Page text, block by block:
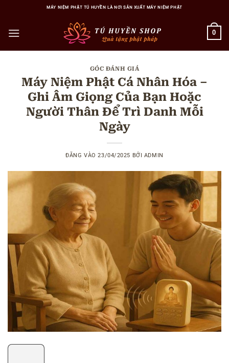
nội
MÁY NIỆM PHẬT TÚ HUYỀN LÀ NƠI SẢN XUẤT MÁY NIỆM PHẬT
0
GÓC ĐÁNH GIÁ
Máy Niệm Phật Cá Nhân Hóa –
Ghi Âm Giọng Của Bạn Hoặc
Người Thân Để Trì Danh Mỗi
Ngày
ĐĂNG VÀO23/04/2025 BỞI ADMIN